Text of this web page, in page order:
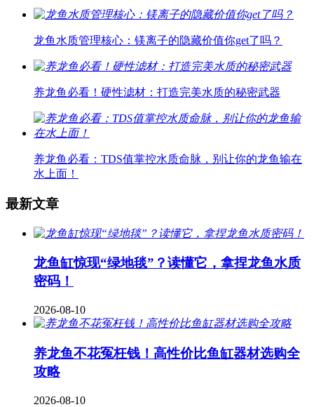
龙鱼水质管理核心：镁离子的隐藏价值你get了吗？
养龙鱼必看！硬性滤材：打造完美水质的秘密武器
养龙鱼必看：TDS值掌控水质命脉，别让你的龙鱼输在
水上面！
最新文章
龙鱼缸惊现“绿地毯”？读懂它，拿捏龙鱼水质
密码！
2026-08-10
养龙鱼不花冤枉钱！高性价比鱼缸器材选购全
攻略
2026-08-10